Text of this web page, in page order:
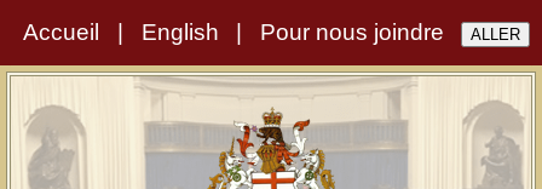
Accueil English Pour nous joindre